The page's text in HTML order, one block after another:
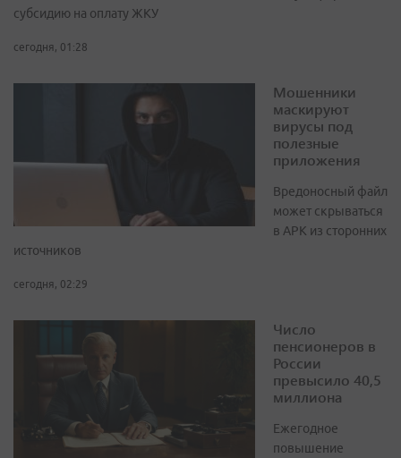
субсидию на оплату ЖКУ
сегодня, 01:28
Мошенники
маскируют
вирусы под
полезные
приложения
Вредоносный файл
может скрываться
в APK из сторонних
источников
сегодня, 02:29
Число
пенсионеров в
России
превысило 40,5
миллиона
Ежегодное
повышение